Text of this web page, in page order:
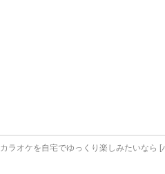
カラオケを自宅でゆっくり楽しみたいなら [